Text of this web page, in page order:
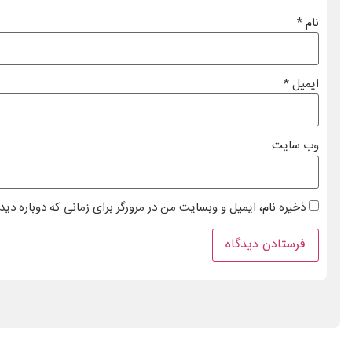
نام*
ایمیل*
وب‌ سایت
ذخیره نام، ایمیل و وبسایت من در مرورگر برای زمانی که دوباره